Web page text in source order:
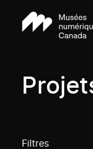
Filtres